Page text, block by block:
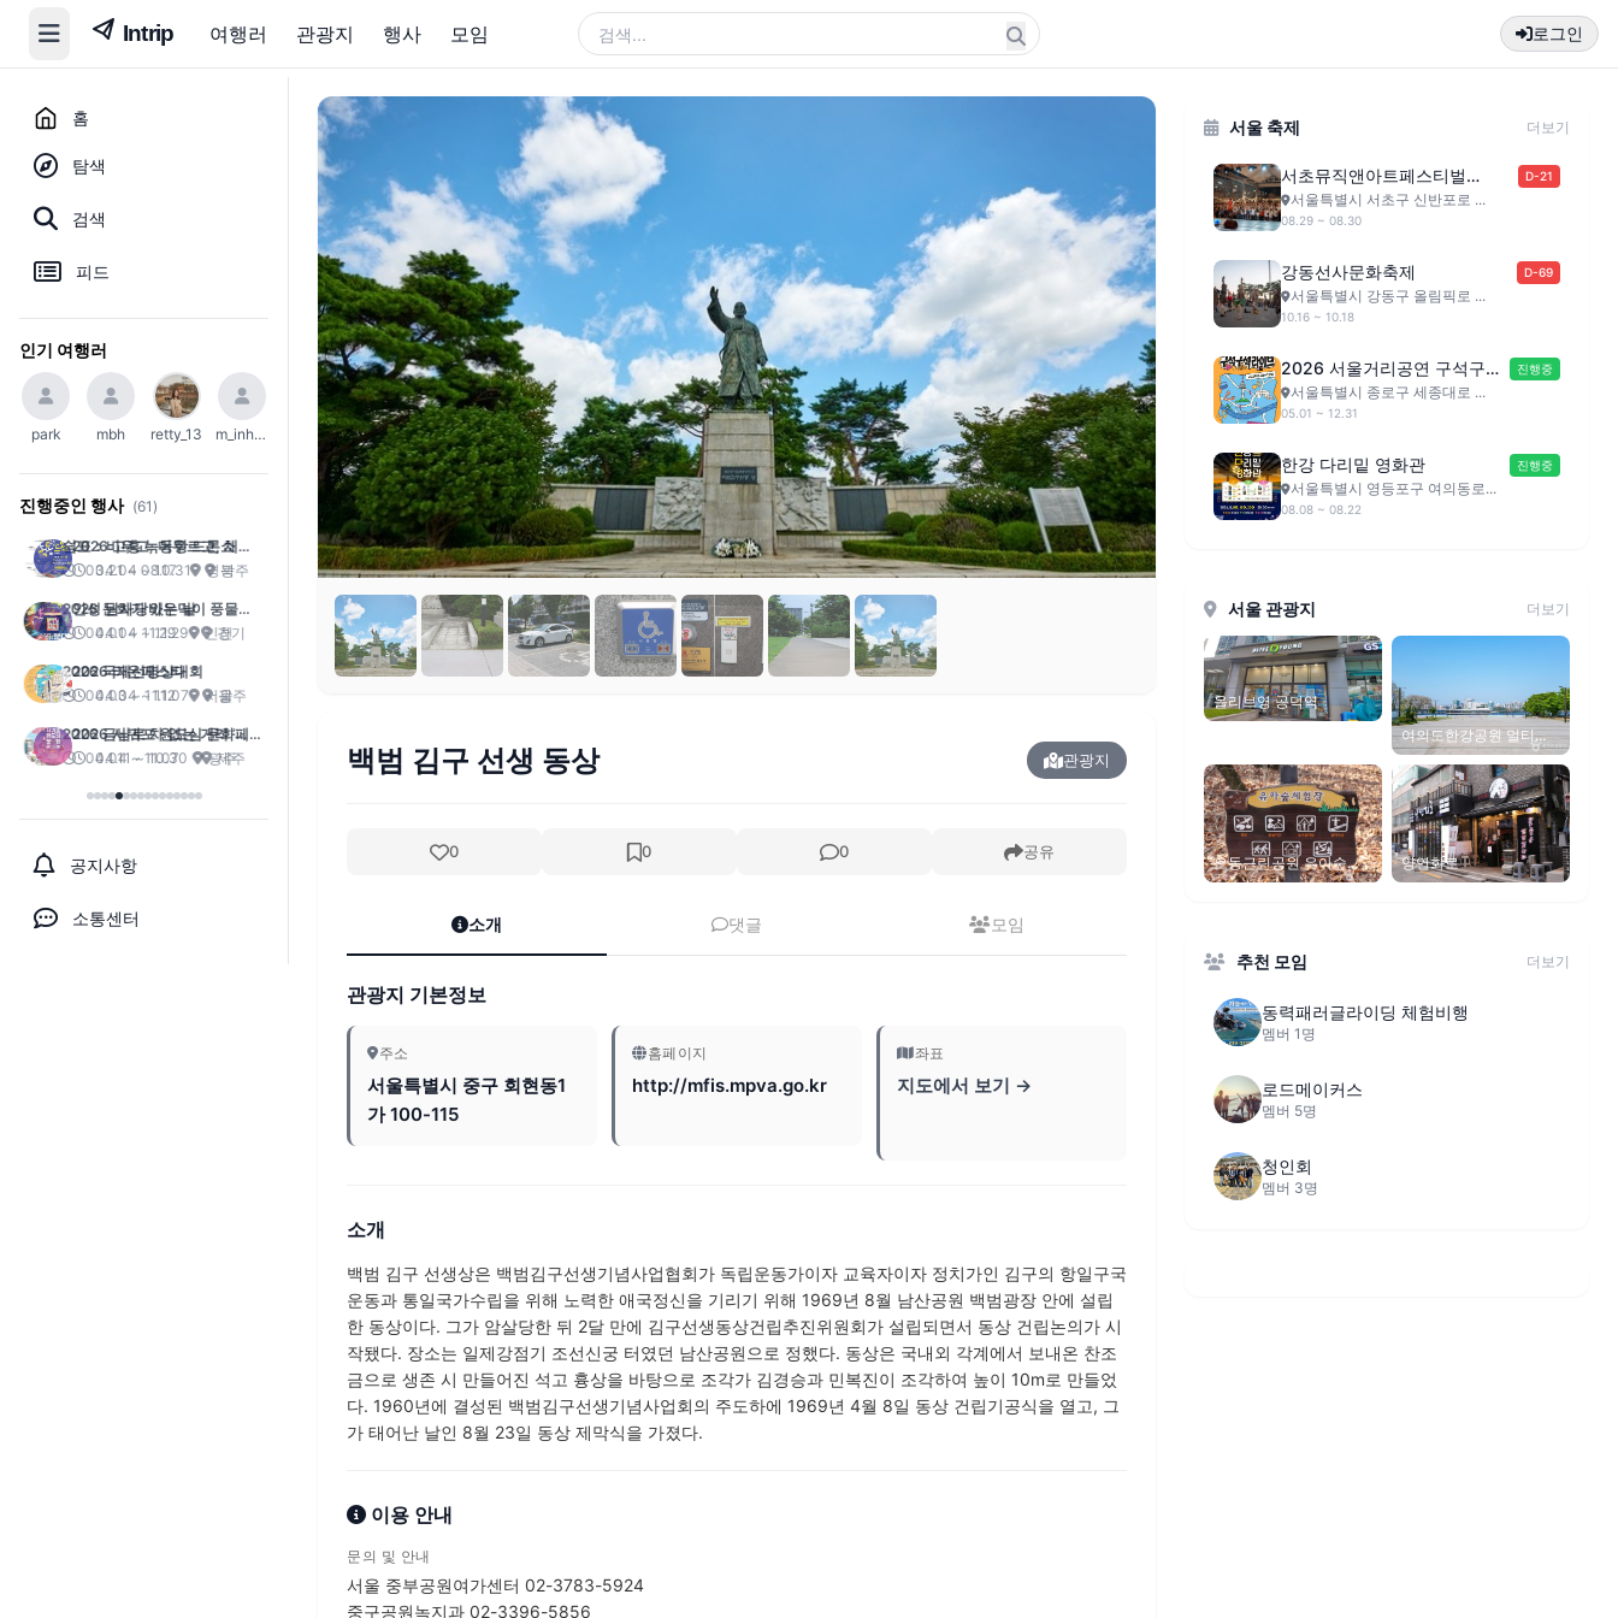
여행러 관광지 행사 모임 로그인
홈
탐색
검색
피드
인기 여행러
park mbh retty_13 m_inho23
진행중인 행사 (61)
2026 고흥 녹동항 드론쇼
04.04 ~ 10.31
광주
안성 남사당바우덕이 풍물단
상설 공연 ‘곰뱅이텄다’
04.04 ~ 11.29 경기
2026 라온페스타
04.04 ~ 11.07
광주
2026 서귀포 원도심 문화페스
티벌04.11 ~ 10.30 제주
공지사항
소통센터
백범 김구 선생 동상 관광지
0 0 0 공유
소개 댓글 모임
관광지 기본정보
주소
서울특별시 중구 회현동1
가 100-115
홈페이지
http://mfis.mpva.go.kr
좌표
지도에서 보기 →
소개
백범 김구 선생상은 백범김구선생기념사업협회가 독립운동가이자 교육자이자 정치가인 김구의 항일구국
운동과 통일국가수립을 위해 노력한 애국정신을 기리기 위해 1969년 8월 남산공원 백범광장 안에 설립
한 동상이다. 그가 암살당한 뒤 2달 만에 김구선생동상건립추진위원회가 설립되면서 동상 건립논의가 시
작됐다. 장소는 일제강점기 조선신궁 터였던 남산공원으로 정했다. 동상은 국내외 각계에서 보내온 찬조
금으로 생존 시 만들어진 석고 흉상을 바탕으로 조각가 김경승과 민복진이 조각하여 높이 10m로 만들었
다. 1960년에 결성된 백범김구선생기념사업회의 주도하에 1969년 4월 8일 동상 건립기공식을 열고, 그
가 태어난 날인 8월 23일 동상 제막식을 가졌다.
이용 안내
문의 및 안내
서울 중부공원여가센터 02-3783-5924
중구공원녹지과 02-3396-5856
서울 축제 더보기
서초뮤직앤아트페스티벌
(SMAF)
D-21
서울특별시 서초구 신반포로 ...
08.29 ~ 08.30
강동선사문화축제 D-69
서울특별시 강동구 올림픽로 ...
10.16 ~ 10.18
2026 서울거리공연 구석구석
라이브
진행중
서울특별시 종로구 세종대로 ...
05.01 ~ 12.31
한강 다리밑 영화관 진행중
서울특별시 영등포구 여의동로...
08.08 ~ 08.22
서울 관광지 더보기
올리브영 공덕역
여의도한강공원 멀티프
라자
오동근린공원 유아숲체
험장
양연화로
추천 모임 더보기
동력패러글라이딩 체험비행
멤버 1명
로드메이커스
멤버 5명
청인회
멤버 3명